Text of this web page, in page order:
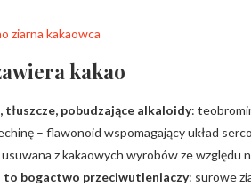
kakao
tłuszcze, pobudzające alkaloidy:
– flawonoid wspomagający układ
z kakaowych wyrobów ze względu
to bogactwo przeciwutleniaczy: surowe